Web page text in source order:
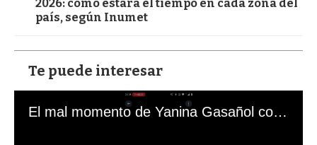
2026: cómo estará el tiempo en cada zona del
país, según Inumet
Te puede interesar
El mal momento de Yanina Gasañol con un hincha argentino en "Subrayado"